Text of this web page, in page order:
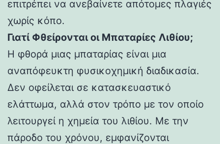
επιτρέπει να ανεβαίνετε απότομες πλαγιές
χωρίς κόπο.
Γιατί Φθείρονται οι Μπαταρίες Λιθίου;
Η φθορά μιας μπαταρίας είναι μια
αναπόφευκτη φυσικοχημική διαδικασία.
Δεν οφείλεται σε κατασκευαστικό
ελάττωμα, αλλά στον τρόπο με τον οποίο
λειτουργεί η χημεία του λιθίου. Με την
πάροδο του χρόνου, εμφανίζονται